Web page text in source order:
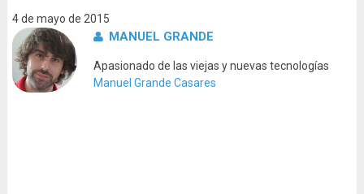
4 de mayo de 2015
MANUEL GRANDE
Apasionado de las viejas y nuevas tecnologías
Manuel Grande Casares